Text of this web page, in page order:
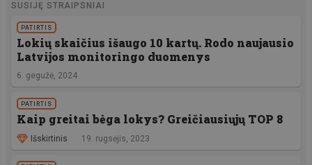
SUSIJĘ STRAIPSNIAI
PATIRTIS
Lokių skaičius išaugo 10 kartų. Rodo naujausio
Latvijos monitoringo duomenys
6. gegužė, 2024
PATIRTIS
Kaip greitai bėga lokys? Greičiausiųjų TOP 8
Išskirtinis 19. rugsėjis, 2023